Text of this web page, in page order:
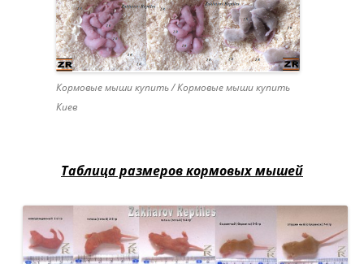
Кормовые мыши купить / Кормовые мыши купить
Киев
Таблица размеров кормовых мышей